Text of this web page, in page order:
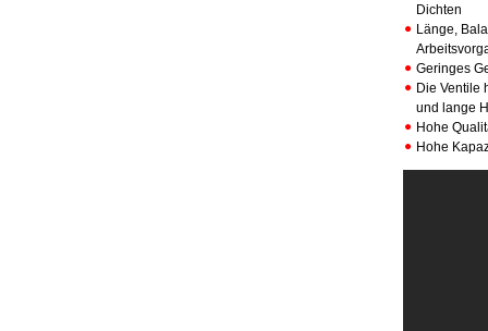
Dichten
Länge,
Geringes
Die Ventile
und lange
Hohe
Hohe